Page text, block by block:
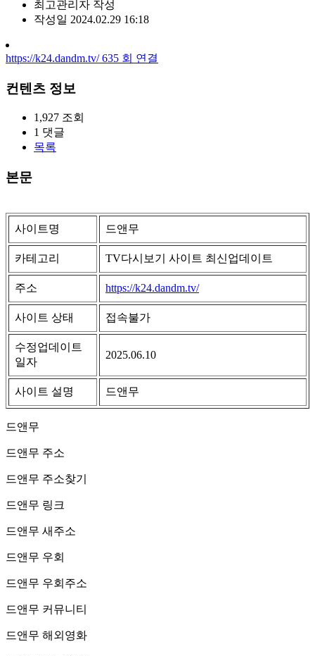
최고관리자 작성
작성일 2024.02.29 16:18
https://k24.dandm.tv/635 회 연결
컨텐츠 정보
1,927 조회
1 댓글
목록
본문
사이트명 드앤무
카테고리 TV다시보기 사이트 최신업데이트
주소 https://k24.dandm.tv/
사이트 상태 접속불가
수정업데이트
일자
2025.06.10
사이트 설명 드앤무
드앤무
드앤무 주소
드앤무 주소찾기
드앤무 링크
드앤무 새주소
드앤무 우회
드앤무 우회주소
드앤무 커뮤니티
드앤무 해외영화